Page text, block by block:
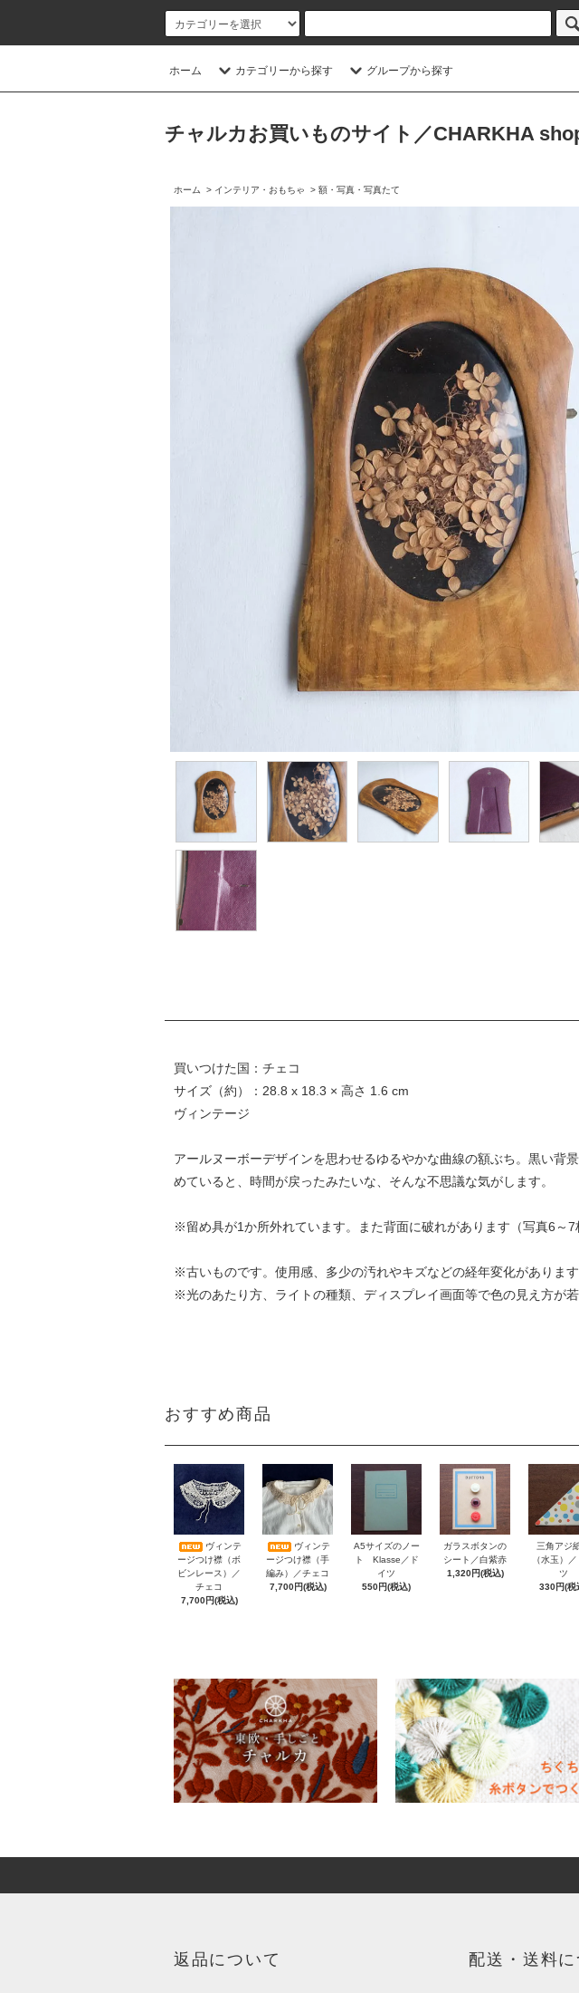
ホーム カテゴリーから探す グループから探す
チャルカお買いものサイト／CHARKHA
ホーム > インテリア・おもちゃ > 額・写真・写真たて
買いつけた国：チェコ
サイズ（約）：28.8 x 18.3 × 高さ 1.6 cm
ヴィンテージ
アールヌーボーデザインを思わせるゆるやかな曲線の額ぶち。黒い背
めていると、時間が戻ったみたいな、そんな不思議な気がします。
※留め具が1か所外れています。また背面に破れがあります（写真6～7
※古いものです。使用感、多少の汚れやキズなどの経年変化があります
※光のあたり方、ライトの種類、ディスプレイ画面等で色の見え方が若
おすすめ商品
ヴィンテ
ージつけ襟（ボ
ビンレース）／
チェコ
7,700円(税込)
ヴィンテ
ージつけ襟（手
編み）／チェコ
7,700円(税込)
A5サイズのノー
ト Klasse／ド
イツ
550円(税込)
ガラスボタンの
シート／白紫赤
1,320円(税込)
三角アジ
（水玉）／
ツ
330円(税
返品について 配送・送料に